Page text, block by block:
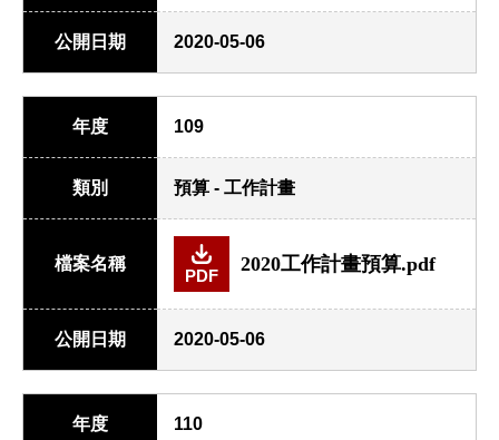
公開日期 2020-05-06
年度 109
類別 預算 - 工作計畫
檔案名稱
PDF
2020工作計畫預算.pdf
公開日期 2020-05-06
年度 110